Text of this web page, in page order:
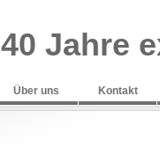
40 Jahre
Über uns Kontakt